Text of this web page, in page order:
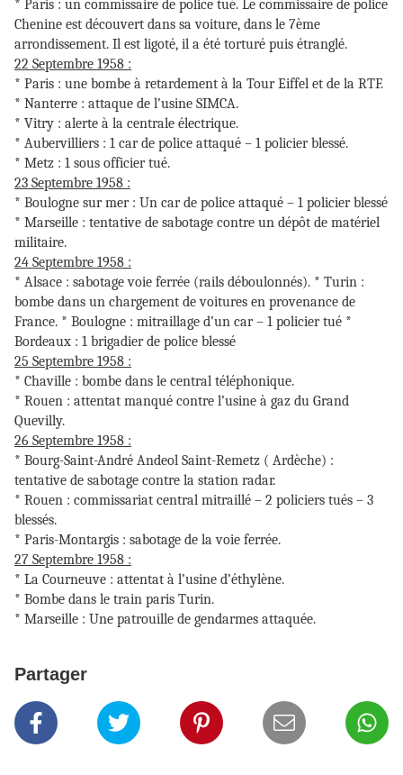
* Paris : un commissaire de police tué. Le commissaire de police
Chenine est découvert dans sa voiture, dans le 7ème
arrondissement. Il est ligoté, il a été torturé puis étranglé.
22 Septembre 1958 :
* Paris : une bombe à retardement à la Tour Eiffel et de la RTF.
* Nanterre : attaque de l’usine SIMCA.
* Vitry : alerte à la centrale électrique.
* Aubervilliers : 1 car de police attaqué – 1 policier blessé.
* Metz : 1 sous officier tué.
23 Septembre 1958 :
* Boulogne sur mer : Un car de police attaqué – 1 policier blessé
* Marseille : tentative de sabotage contre un dépôt de matériel
militaire.
24 Septembre 1958 :
* Alsace : sabotage voie ferrée (rails déboulonnés). * Turin :
bombe dans un chargement de voitures en provenance de
France. * Boulogne : mitraillage d’un car – 1 policier tué *
Bordeaux : 1 brigadier de police blessé
25 Septembre 1958 :
* Chaville : bombe dans le central téléphonique.
* Rouen : attentat manqué contre l’usine à gaz du Grand
Quevilly.
26 Septembre 1958 :
* Bourg-Saint-André Andeol Saint-Remetz ( Ardèche) :
tentative de sabotage contre la station radar.
* Rouen : commissariat central mitraillé – 2 policiers tués – 3
blessés.
* Paris-Montargis : sabotage de la voie ferrée.
27 Septembre 1958 :
* La Courneuve : attentat à l’usine d’éthylène.
* Bombe dans le train paris Turin.
* Marseille : Une patrouille de gendarmes attaquée.
Partager